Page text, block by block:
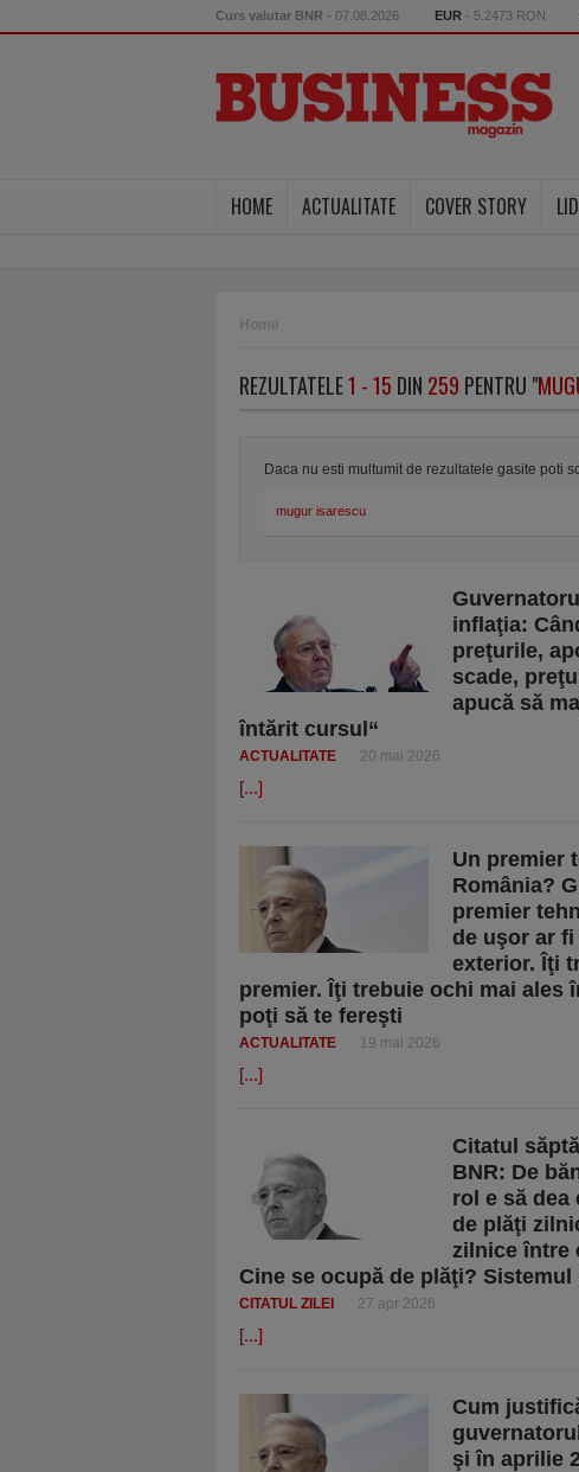
Curs valutar BNR - 07.08.2026 EUR - 5.2473 RON
HOME ACTUALITATE COVER STORY
Home
REZULTATELE1 - 15 DIN 259 PENTRU "
Daca nu esti multumit de rezultatele gasite poti
inflaţia:
preţurile,
scade,
apucă să
întărit cursul“
ACTUALITATE 20 mai 2026
[...]
Un premier
România?
premier
de uşor ar
exterior. Îţi
premier. Îţi trebuie ochi mai ales
poţi să te fereşti
ACTUALITATE 19 mai 2026
[...]
Citatul
BNR: De
rol e să dea
de plăţi
zilnice între
Cine se ocupă de plăţi?
CITATUL ZILEI 27 apr 2026
[...]
Cum
şi în aprilie